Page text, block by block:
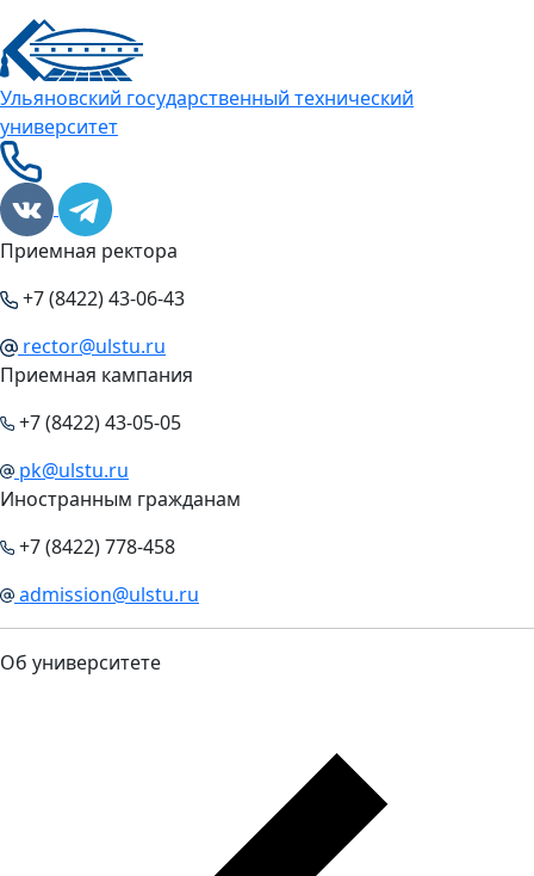
Ульяновский государственный технический
университет
Приемная ректора
+7 (8422) 43-06-43
rector@ulstu.ru
Приемная кампания
+7 (8422) 43-05-05
pk@ulstu.ru
Иностранным гражданам
+7 (8422) 778-458
admission@ulstu.ru
Об университете